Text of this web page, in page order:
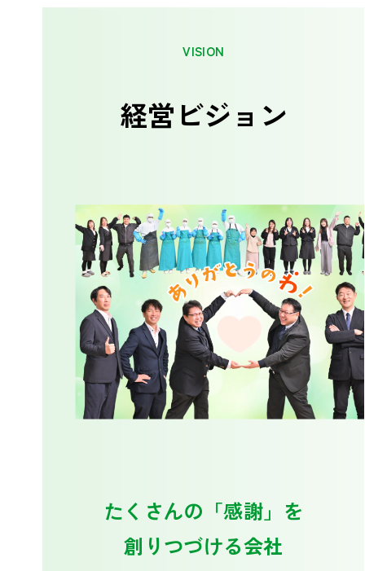
VISION
経営ビジョン
たくさんの「感謝」を
創りつづける会社